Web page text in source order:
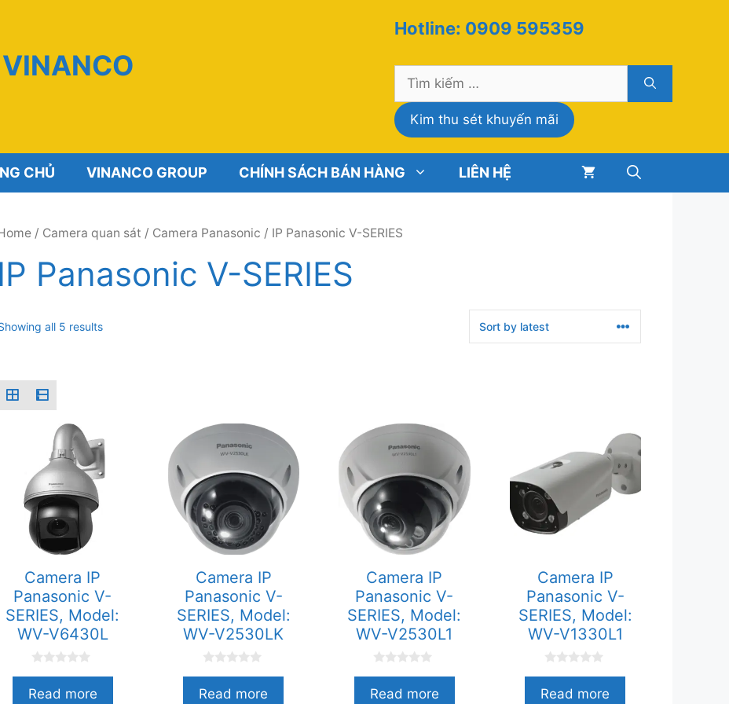
Hotline: 0909 595359
Tìm
cho:Kim thu sét khuyến mãi
CHỦ VINANCO GROUP CHÍNH SÁCH BÁN HÀNG LIÊN HỆ
/ Camera quan sát / Camera Panasonic / IP Panasonic V-SERIES
IP Panasonic V-SERIES
all 5 results
Camera IP
Panasonic V-
SERIES, Model:
WV-V6430L
g
Read more
Camera IP
Panasonic V-
SERIES, Model:
WV-V2530LK
g
Read more
Camera IP
Panasonic V-
SERIES, Model:
WV-V2530L1
g
Read more
Camera IP
Panasonic V-
SERIES, Model:
WV-V1330L1
g
Read more